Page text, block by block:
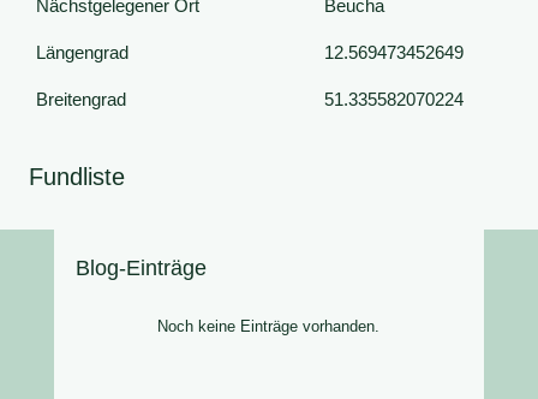
Nächstgelegener Ort Beucha
Längengrad 12.569473452649
Breitengrad 51.335582070224
Fundliste
Blog-Einträge
Noch keine Einträge vorhanden.